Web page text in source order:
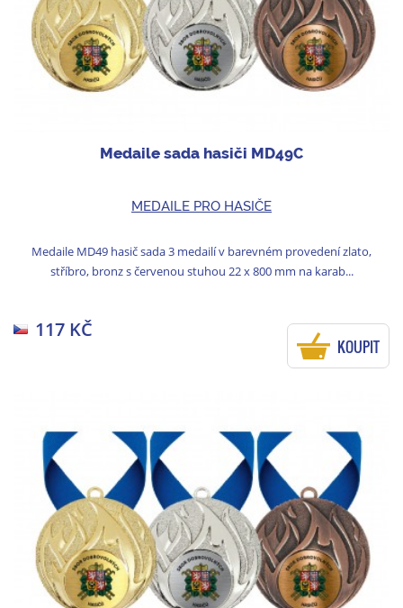
Medaile sada hasiči MD49C
MEDAILE PRO HASIČE
Medaile MD49 hasič sada 3 medailí v barevném provedení zlato,
stříbro, bronz s červenou stuhou 22 x 800 mm na karab...
117 KČ
KOUPIT